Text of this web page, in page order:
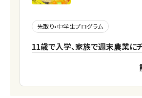
先取り•中学生プログラム
11歳で入学、家族で週末農業に